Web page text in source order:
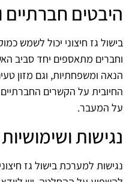
היבטים חברתיים
בישול גז חיצוני יכול לשמש
וחברים מתאספים יחד סביב
הנאה ומשפחתיות, וגם מזון
החיובית על הקשרים
על המעבר.
נגישות ושימושיות
נגישות למערכת בישול גז